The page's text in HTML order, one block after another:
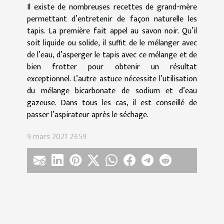
Il existe de nombreuses recettes de grand-mère
permettant d’entretenir de façon naturelle les
tapis. La première fait appel au savon noir. Qu’il
soit liquide ou solide, il suffit de le mélanger avec
de l’eau, d’asperger le tapis avec ce mélange et de
bien frotter pour obtenir un résultat
exceptionnel. L’autre astuce nécessite l’utilisation
du mélange bicarbonate de sodium et d’eau
gazeuse. Dans tous les cas, il est conseillé de
passer l’aspirateur après le séchage.
9 mars 2021 23:59